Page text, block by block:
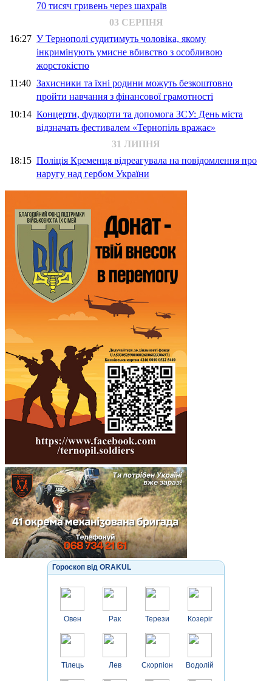
70 тисяч гривень через шахраїв
03 СЕРПНЯ
16:27 У Тернополі судитимуть чоловіка, якому
інкримінують умисне вбивство з особливою
жорстокістю
11:40 Захисники та їхні родини можуть безкоштовно
пройти навчання з фінансової грамотності
10:14 Концерти, фудкорти та допомога ЗСУ: День міста
відзначать фестивалем «Тернопіль вражає»
31 ЛИПНЯ
18:15 Поліція Кременця відреагувала на повідомлення про
наругу над гербом України
Гороскоп від ORAKUL
Овен
Тілець
Рак
Лев
Терези
Скорпіон
Козеріг
Водолій